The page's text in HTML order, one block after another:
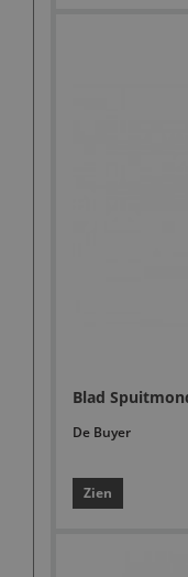
Blad
De Buyer
Zien